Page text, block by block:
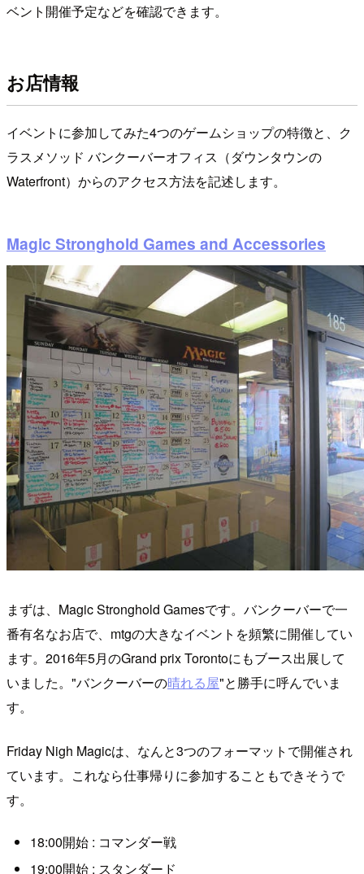
ベント開催予定などを確認できます。
お店情報
イベントに参加してみた4つのゲームショップの特徴と、ク
ラスメソッド バンクーバーオフィス（ダウンタウンの
Waterfront）からのアクセス方法を記述します。
Magic Stronghold Games and Accessories
まずは、Magic Stronghold Gamesです。バンクーバーで一
番有名なお店で、mtgの大きなイベントを頻繁に開催してい
ます。2016年5月のGrand prix Torontoにもブース出展して
いました。"バンクーバーの晴れる屋"と勝手に呼んでいま
す。
Friday Nigh Magicは、なんと3つのフォーマットで開催され
ています。これなら仕事帰りに参加することもできそうで
す。
18:00開始 : コマンダー戦
19:00開始 : スタンダード